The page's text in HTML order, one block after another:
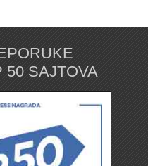
50 SAJTOVA